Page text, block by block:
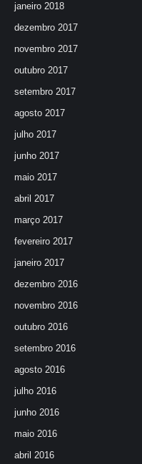
janeiro 2018
dezembro 2017
novembro 2017
outubro 2017
setembro 2017
agosto 2017
julho 2017
junho 2017
maio 2017
abril 2017
março 2017
fevereiro 2017
janeiro 2017
dezembro 2016
novembro 2016
outubro 2016
setembro 2016
agosto 2016
julho 2016
junho 2016
maio 2016
abril 2016